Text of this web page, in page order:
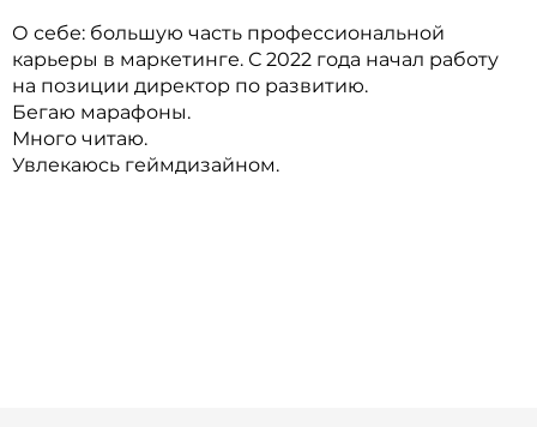
О себе: большую часть профессиональной
карьеры в маркетинге. С 2022 года начал работу
на позиции директор по развитию.
Бегаю марафоны.
Много читаю.
Увлекаюсь геймдизайном.